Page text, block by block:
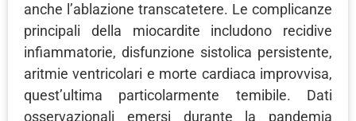
anche l’ablazione transcatetere. Le complicanze
principali della miocardite includono recidive
infiammatorie, disfunzione sistolica persistente,
aritmie ventricolari e morte cardiaca improvvisa,
quest’ultima particolarmente temibile. Dati
osservazionali emersi durante la pandemia